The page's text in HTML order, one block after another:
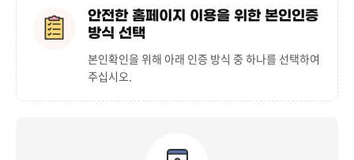
안전한 홈페이지 이용을 위한 본인인증
방식 선택
본인확인을 위해 아래 인증 방식 중 하나를 선택하여
주십시오.